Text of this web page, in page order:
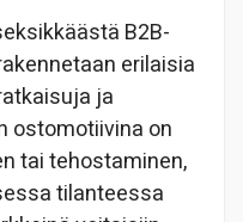
B2B-
erilaisia
ja
ostomotiivina on
tai tehostaminen,
tilanteessa